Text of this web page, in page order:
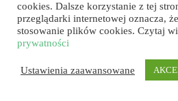
Czy rośliny mają własny
cookies. Dalsze korzystanie z tej
przeglądarki internetowej oznacza,
stosowanie plików cookies. Czytaj
prywatności
Ustawienia zaawansowane